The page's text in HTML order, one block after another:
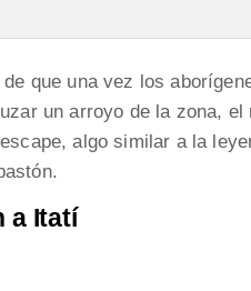
que una vez los
un arroyo de la zona,
algo similar a la
a Itatí